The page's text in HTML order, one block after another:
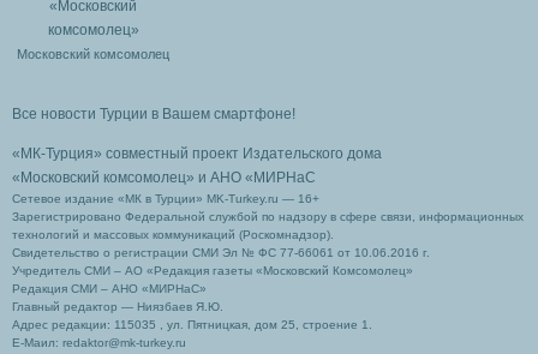
Московский комсомолец
Все новости Турции в Вашем смартфоне!
«МК-Турция» совместный проект Издательского дома
«Московский комсомолец» и АНО «МИРНаС
Сетевое издание «МК в Турции» MK-Turkey.ru — 16+
Зарегистрировано Федеральной службой по надзору в сфере связи, информационных
технологий и массовых коммуникаций (Роскомнадзор).
Свидетельство о регистрации СМИ Эл № ФС 77-66061 от 10.06.2016 г.
Учредитель СМИ – АО «Редакция газеты «Московский Комсомолец»
Редакция СМИ – АНО «МИРНаС»
Главный редактор — Ниязбаев Я.Ю.
Адрес редакции: 115035 , ул. Пятницкая, дом 25, строение 1.
Е-Маил: redaktor@mk-turkey.ru